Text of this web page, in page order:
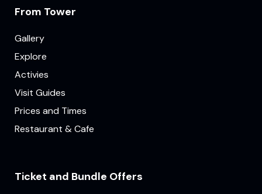
From Tower
Gallery
Explore
Activies
Visit Guides
Prices and Times
Restaurant & Cafe
Ticket and Bundle Offers